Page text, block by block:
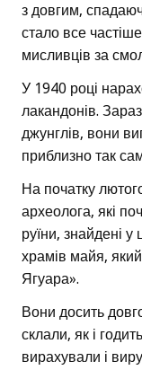
з довгим,
стало все
мисливців за
У 1940 році
лакандонів.
джунглів, вони
приблизно так
На початку
археолога, які
руїни, знайдені
храмів майя,
Ягуара».
Вони досить
склали, як і
вирахували і